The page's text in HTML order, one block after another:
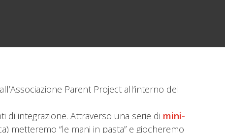
Parent Project all’interno del
di integrazione. Attraverso una serie di mini-
metteremo “le mani in pasta” e giocheremo